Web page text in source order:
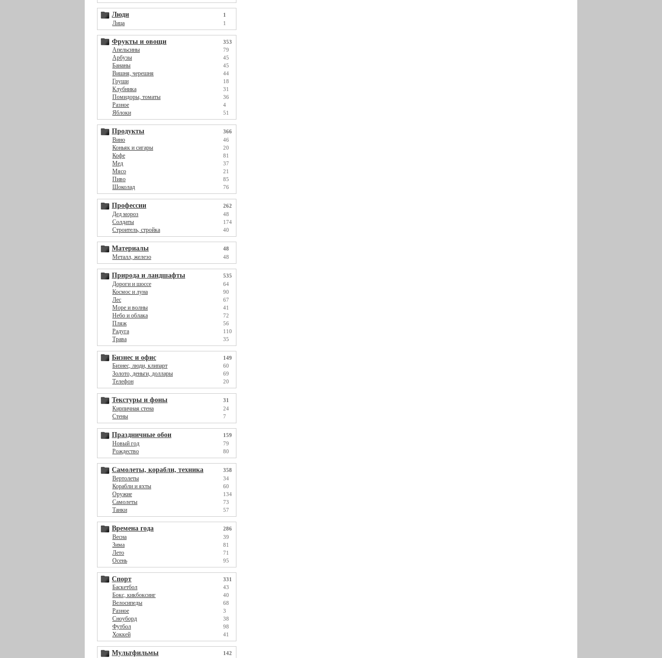
Люди 1
Лица 1
Фрукты и овощи 353
Апельсины 79
Арбузы 45
Бананы 45
Вишня, черешня 44
Груши 18
Клубника 31
Помидоры, томаты 36
Разное 4
Яблоки 51
Продукты 366
Вино 46
Коньяк и сигары 20
Кофе 81
Мед 37
Мясо 21
Пиво 85
Шоколад 76
Профессии 262
Дед мороз 48
Солдаты 174
Строитель, стройка 40
Материалы 48
Металл, железо 48
Природа и ландшафты 535
Дороги и шоссе 64
Космос и луна 90
Лес 67
Море и волны 41
Небо и облака 72
Пляж 56
Радуга 110
Трава 35
Бизнес и офис 149
Бизнес, люди, клипарт 60
Золото, деньги, доллары 69
Телефон 20
Текстуры и фоны 31
Кирпичная стена 24
Стены 7
Праздничные обои 159
Новый год 79
Рождество 80
Самолеты, корабли, техника 358
Вертолеты 34
Корабли и яхты 60
Оружие 134
Самолеты 73
Танки 57
Времена года 286
Весна 39
Зима 81
Лето 71
Осень 95
Спорт 331
Баскетбол 43
Бокс, кикбоксинг 40
Велосипеды 68
Разное 3
Сноуборд 38
Футбол 98
Хоккей 41
Мультфильмы 142